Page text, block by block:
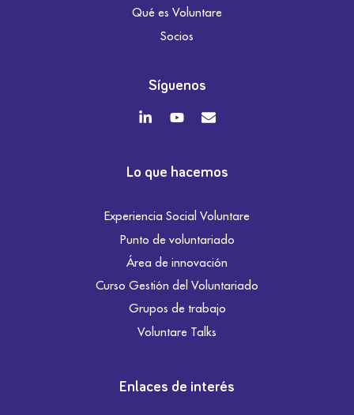
Qué es Voluntare
Socios
Síguenos
Lo que hacemos
Experiencia Social Voluntare
Punto de voluntariado
Área de innovación
Curso Gestión del Voluntariado
Grupos de trabajo
Voluntare Talks
Enlaces de interés